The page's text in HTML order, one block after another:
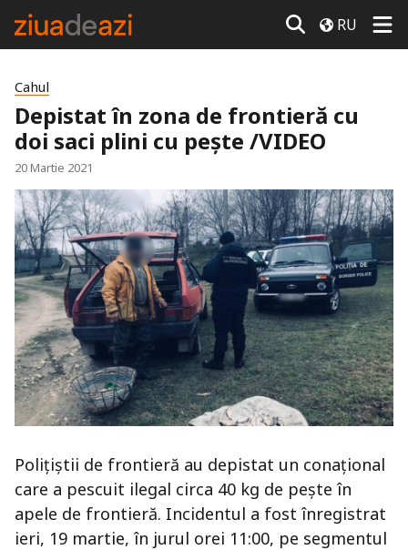
RU
Cahul
Depistat în zona de frontieră cu
doi saci plini cu pește /VIDEO
20 Martie 2021
Polițiștii de frontieră au depistat un conațional
care a pescuit ilegal circa 40 kg de pește în
apele de frontieră. Incidentul a fost înregistrat
ieri, 19 martie, în jurul orei 11:00, pe segmentul